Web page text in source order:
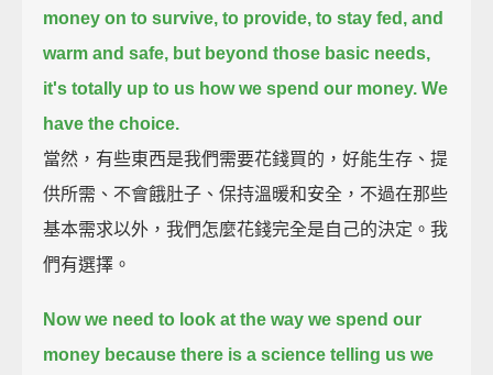
money on to survive, to provide, to stay fed, and
warm and safe, but beyond those basic needs,
it's totally up to us how we spend our money. We
have the choice.
當然，有些東西是我們需要花錢買的，好能生存、提
供所需、不會餓肚子、保持溫暖和安全，不過在那些
基本需求以外，我們怎麼花錢完全是自己的決定。我
們有選擇。
Now we need to look at the way we spend our
money because there is a science telling us we